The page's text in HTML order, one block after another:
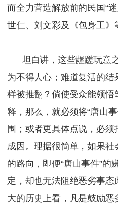
而全力营造解放前的民国“
世仁、刘文彩及《包身工》
坦白讲，这些龌蹉玩意
为不得人心；难道复活的结
样被推翻？倘使受众能领悟
释，那么，就必须将“唐山
围；或者更具体点说，必
成因。理据很简单，如果社
的路向，即便“唐山事件”的
定，却也无法阻绝恶劣事态
大的历史上看，凡是鼓励